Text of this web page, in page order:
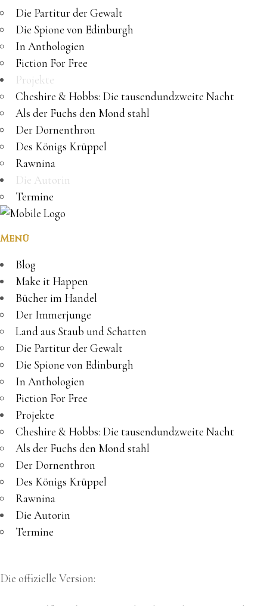
Die Partitur der Gewalt
Die Spione von Edinburgh
In Anthologien
Fiction For Free
Projekte
Cheshire & Hobbs: Die tausendundzweite Nacht
Als der Fuchs den Mond stahl
Der Dornenthron
Des Königs Krüppel
Rawnina
Die Autorin
Termine
Menü
Blog
Make it Happen
Bücher im Handel
Der Immerjunge
Land aus Staub und Schatten
Die Partitur der Gewalt
Die Spione von Edinburgh
In Anthologien
Fiction For Free
Projekte
Cheshire & Hobbs: Die tausendundzweite Nacht
Als der Fuchs den Mond stahl
Der Dornenthron
Des Königs Krüppel
Rawnina
Die Autorin
Termine
Die offizielle Version: